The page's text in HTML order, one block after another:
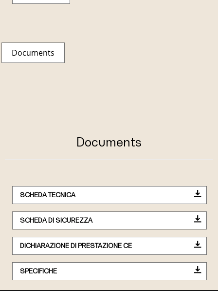
Documents
Documents
SCHEDA TECNICA
SCHEDA DI SICUREZZA
DICHIARAZIONE DI PRESTAZIONE CE
SPECIFICHE